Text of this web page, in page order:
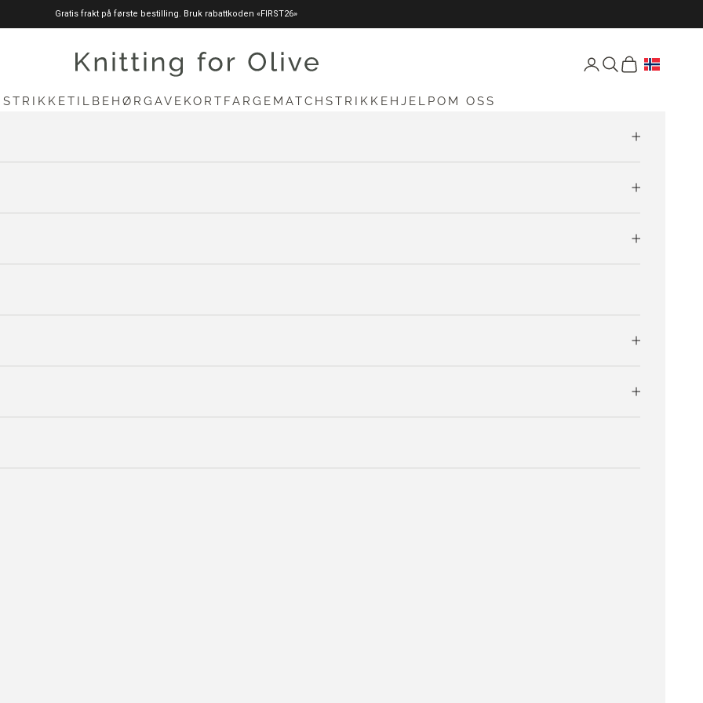
Gratis frakt på første bestilling. Bruk rabattkoden «FIRST26»
knittingforolive.com Åpne konto-siden
Åpne søk
Åpen vogn
STRIKKETILBEHØR GAVEKORT FARGEMATCH STRIKKEHJELPOM OSS